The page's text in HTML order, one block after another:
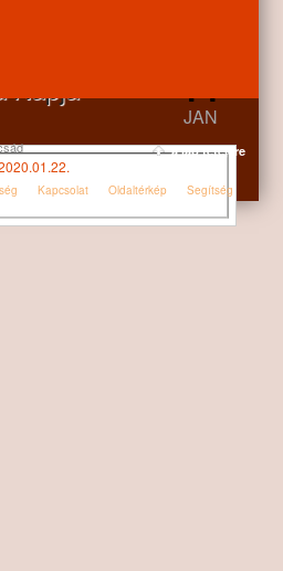
14
JAN
a lap tetejére
Kapcsolat Oldaltérkép Segítség